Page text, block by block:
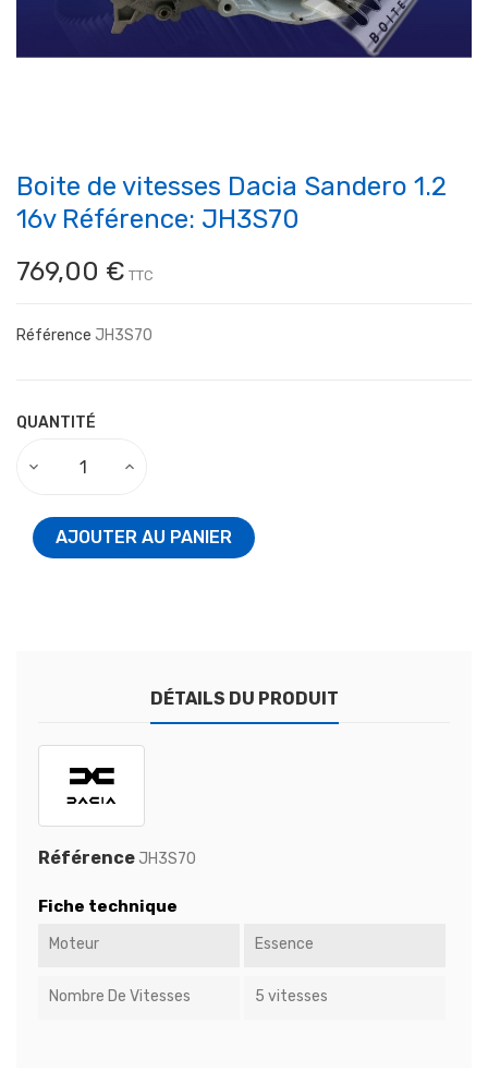
Boite de vitesses Dacia Sandero 1.2
16v Référence: JH3S70
769,00 € TTC
Référence JH3S70
QUANTITÉ
AJOUTER AU PANIER
DÉTAILS DU PRODUIT
Référence JH3S70
Fiche technique
Moteur Essence
Nombre De Vitesses 5 vitesses